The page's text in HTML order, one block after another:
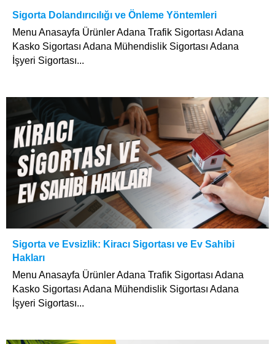
Sigorta Dolandırıcılığı ve Önleme Yöntemleri
Menu Anasayfa Ürünler Adana Trafik Sigortası Adana
Kasko Sigortası Adana Mühendislik Sigortası Adana
İşyeri Sigortası...
Sigorta ve Evsizlik: Kiracı Sigortası ve Ev Sahibi
Hakları
Menu Anasayfa Ürünler Adana Trafik Sigortası Adana
Kasko Sigortası Adana Mühendislik Sigortası Adana
İşyeri Sigortası...